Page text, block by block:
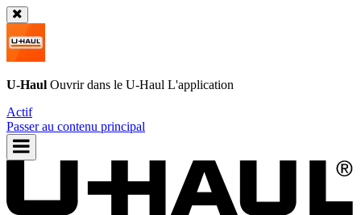
U-Haul Ouvrir dans le U-Haul L'application
Actif
Passer au contenu principal